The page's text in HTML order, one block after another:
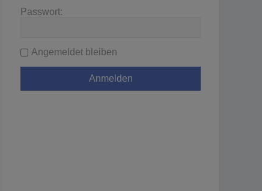
Passwort:
Angemeldet bleiben